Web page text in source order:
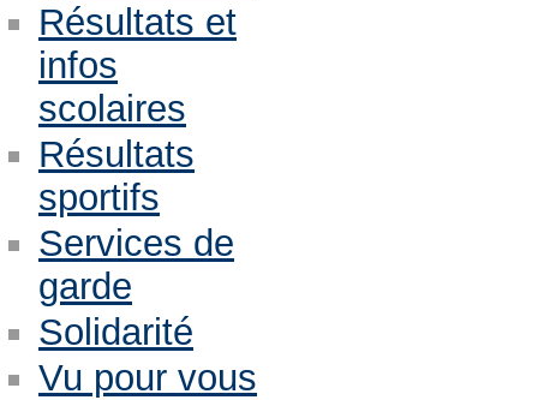
Résultats et
infos
scolaires
Résultats
sportifs
Services de
garde
Solidarité
Vu pour vous